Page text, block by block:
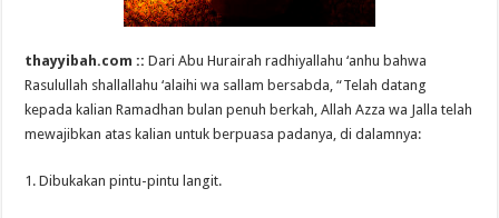
thayyibah.com ::Dari Abu Hurairah radhiyallahu ‘anhu bahwa
Rasulullah shallallahu ‘alaihi wa sallam bersabda, “Telah datang
kepada kalian Ramadhan bulan penuh berkah, Allah Azza wa Jalla telah
mewajibkan atas kalian untuk berpuasa padanya, di dalamnya:
1. Dibukakan pintu-pintu langit.